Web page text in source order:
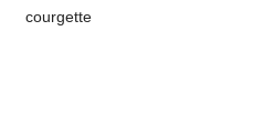
courgette